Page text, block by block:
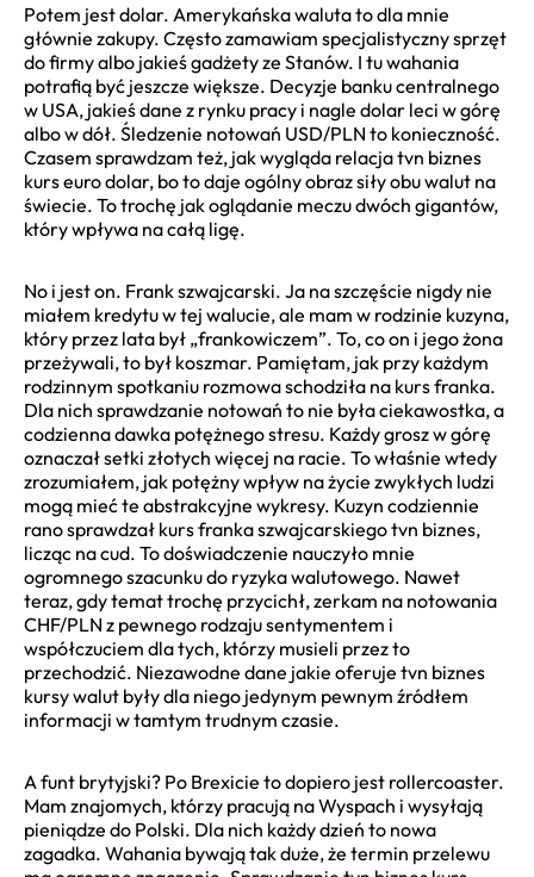
Potem jest dolar. Amerykańska waluta to dla mnie
głównie zakupy. Często zamawiam specjalistyczny sprzęt
do firmy albo jakieś gadżety ze Stanów. I tu wahania
potrafią być jeszcze większe. Decyzje banku centralnego
w USA, jakieś dane z rynku pracy i nagle dolar leci w górę
albo w dół. Śledzenie notowań USD/PLN to konieczność.
Czasem sprawdzam też, jak wygląda relacja tvn biznes
kurs euro dolar, bo to daje ogólny obraz siły obu walut na
świecie. To trochę jak oglądanie meczu dwóch gigantów,
który wpływa na całą ligę.
No i jest on. Frank szwajcarski. Ja na szczęście nigdy nie
miałem kredytu w tej walucie, ale mam w rodzinie kuzyna,
który przez lata był „frankowiczem”. To, co on i jego żona
przeżywali, to był koszmar. Pamiętam, jak przy każdym
rodzinnym spotkaniu rozmowa schodziła na kurs franka.
Dla nich sprawdzanie notowań to nie była ciekawostka, a
codzienna dawka potężnego stresu. Każdy grosz w górę
oznaczał setki złotych więcej na racie. To właśnie wtedy
zrozumiałem, jak potężny wpływ na życie zwykłych ludzi
mogą mieć te abstrakcyjne wykresy. Kuzyn codziennie
rano sprawdzał kurs franka szwajcarskiego tvn biznes,
licząc na cud. To doświadczenie nauczyło mnie
ogromnego szacunku do ryzyka walutowego. Nawet
teraz, gdy temat trochę przycichł, zerkam na notowania
CHF/PLN z pewnego rodzaju sentymentem i
współczuciem dla tych, którzy musieli przez to
przechodzić. Niezawodne dane jakie oferuje tvn biznes
kursy walut były dla niego jedynym pewnym źródłem
informacji w tamtym trudnym czasie.
A funt brytyjski? Po Brexicie to dopiero jest rollercoaster.
Mam znajomych, którzy pracują na Wyspach i wysyłają
pieniądze do Polski. Dla nich każdy dzień to nowa
zagadka. Wahania bywają tak duże, że termin przelewu